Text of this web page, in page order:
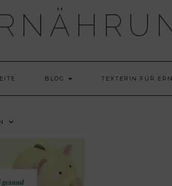
BLOG TEXTERIN FÜR